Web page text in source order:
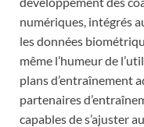
numériques, intégrés
les données
même l’humeur de
plans d’entraînement
partenaires
capables de s’ajuster